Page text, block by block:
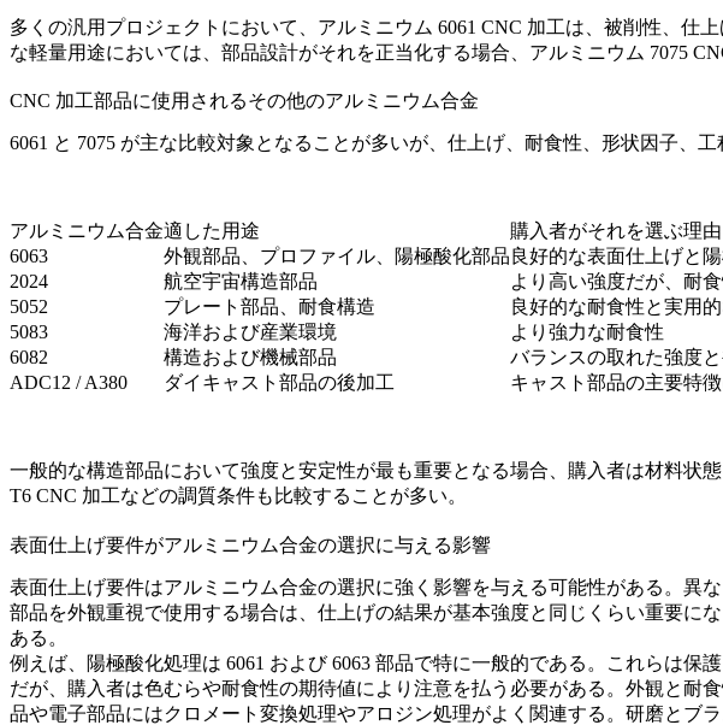
多くの汎用プロジェクトにおいて、 アルミニウム 6061 CNC 加工は、被削性、仕
な軽量用途においては、部品設計がそれを正当化する場合、 アルミニウム 7075
CNC 加工部品に使用されるその他のアルミニウム合金
6061 と 7075 が主な比較対象となることが多いが、仕上げ、耐食性、形状因子、
アルミニウム合金適した用途
購入者がそれを選ぶ理由
6063
外観部品、プロファイル、陽極酸化部品良好的な表面仕上げと
2024
航空宇宙構造部品
より高い強度だが、耐
5052
プレート部品、耐食構造
良好的な耐食性と実用
5083
海洋および産業環境
より強力な耐食性
6082
構造および機械部品
バランスの取れた強度
ADC12 / A380
ダイキャスト部品の後加工 キャスト部品の主要特
一般的な構造部品において強度と安定性が最も重要となる場合、購入者は材料状
T6 CNC 加工などの調質条件も比較することが多い。
表面仕上げ要件がアルミニウム合金の選択に与える影響
表面仕上げ要件はアルミニウム合金の選択に強く影響を与える可能性がある。異
部品を外観重視で使用する場合は、仕上げの結果が基本強度と同じくらい重要に
ある。
例えば、陽極酸化処理は 6061 および 6063 部品で特に一般的である。これらは
だが、購入者は色むらや耐食性の期待値により注意を払う必要がある。外観と耐
品や電子部品にはクロメート変換処理やアロジン処理がよく関連する。研磨とブ